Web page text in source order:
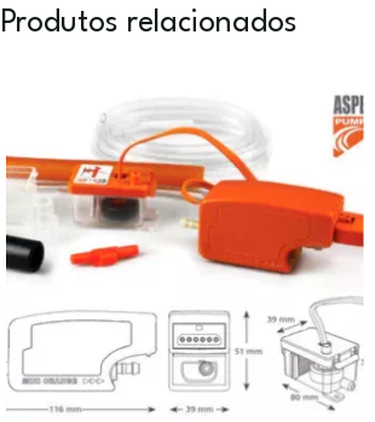
Produtos relacionados